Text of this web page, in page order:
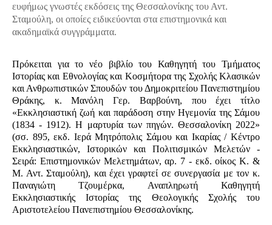
ευφήμως γνωστές εκδόσεις της Θεσσαλονίκης του Αντ.
Σταμούλη, οι οποίες ειδικεύονται στα επιστημονικά και
ακαδημαϊκά συγγράμματα.
Πρόκειται για το νέο βιβλίο του Καθηγητή του Τμήματος
Ιστορίας και Εθνολογίας και Κοσμήτορα της Σχολής Κλασικών
και Ανθρωπιστικών Σπουδών του Δημοκριτείου Πανεπιστημίου
Θράκης, κ. Μανόλη Γερ. Βαρβούνη, που έχει τίτλο
«Εκκλησιαστική ζωή και παράδοση στην Ηγεμονία της Σάμου
(1834 - 1912). Η μαρτυρία των πηγών. Θεσσαλονίκη 2022»
(σσ. 895, εκδ. Ιερά Μητρόπολις Σάμου και Ικαρίας / Κέντρο
Εκκλησιαστικών, Ιστορικών και Πολιτισμικών Μελετών -
Σειρά: Επιστημονικών Μελετημάτων, αρ. 7 - εκδ. οίκος Κ. &
Μ. Αντ. Σταμούλη), και έχει γραφτεί σε συνεργασία με τον κ.
Παναγιώτη Τζουμέρκα, Αναπληρωτή Καθηγητή
Εκκλησιαστικής Ιστορίας της Θεολογικής Σχολής του
Αριστοτελείου Πανεπιστημίου Θεσσαλονίκης.